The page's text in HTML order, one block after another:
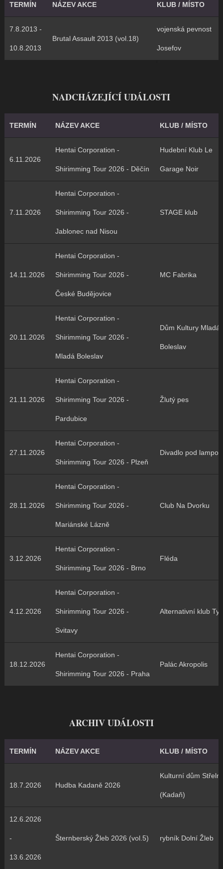
TERMÍN NÁZEV AKCE KLUB / MÍSTO
7.8.2013 -
10.8.2013
Brutal Assault 2013 (vol.18)
vojenská pevnost
Josefov
NADCHÁZEJÍCÍ UDÁLOSTI
TERMÍN NÁZEV AKCE KLUB / MÍSTO
6.11.2026
Hentai Corporation -
Shirimming Tour 2026 - Děčín
Hudební Klub Le
Garage Noir
7.11.2026
Hentai Corporation -
Shirimming Tour 2026 -
Jablonec nad Nisou
STAGE klub
14.11.2026
Hentai Corporation -
Shirimming Tour 2026 -
České Budějovice
MC Fabrika
20.11.2026
Hentai Corporation -
Shirimming Tour 2026 -
Mladá Boleslav
Dům Kultury Mladá
Boleslav
21.11.2026
Hentai Corporation -
Shirimming Tour 2026 -
Pardubice
Žlutý pes
27.11.2026
Hentai Corporation -
Shirimming Tour 2026 - Plzeň
Divadlo pod lampou
28.11.2026
Hentai Corporation -
Shirimming Tour 2026 -
Mariánské Lázně
Club Na Dvorku
3.12.2026
Hentai Corporation -
Shirimming Tour 2026 - Brno
Fléda
4.12.2026
Hentai Corporation -
Shirimming Tour 2026 -
Svitavy
Alternativní klub
18.12.2026
Hentai Corporation -
Shirimming Tour 2026 - Praha
Palác Akropolis
ARCHIV UDÁLOSTI
TERMÍN NÁZEV AKCE KLUB / MÍSTO
18.7.2026 Hudba Kadaně 2026
Kulturní dům
(Kadaň)
12.6.2026
-
13.6.2026
Šternberský Žleb 2026 (vol.5) rybník Dolní Žleb